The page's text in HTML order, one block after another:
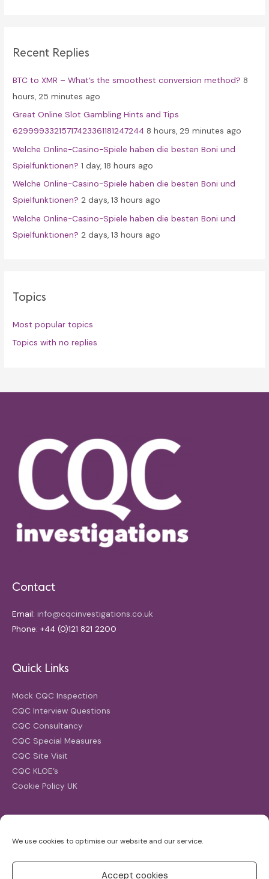
We use cookies to optimise our website and our service.
Accept cookies
h
o
r
:
Recent Replies
BTC to XMR – What’s the smoothest conversion method? 8
hours, 25 minutes ago
Great Online Slot Gambling Hints and Tips
62999933215717423361181247244 8 hours, 29 minutes ago
Welche Online-Casino-Spiele haben die besten Boni und
Spielfunktionen? 1 day, 18 hours ago
Welche Online-Casino-Spiele haben die besten Boni und
Spielfunktionen? 2 days, 13 hours ago
Welche Online-Casino-Spiele haben die besten Boni und
Spielfunktionen? 2 days, 13 hours ago
Topics
Most popular topics
Topics with no replies
Contact
Email: info@cqcinvestigations.co.uk
Phone: +44 (0)121 821 2200
Quick Links
Mock CQC Inspection
CQC Interview Questions
CQC Consultancy
CQC Special Measures
CQC Site Visit
CQC KLOE’s
Cookie Policy UK
for: